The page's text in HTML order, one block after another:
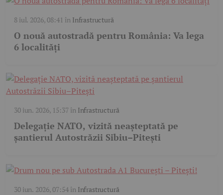
8 iul. 2026, 08:41 în Infrastructură
O nouă autostradă pentru România: Va lega
6 localități
30 iun. 2026, 15:37în Infrastructură
Delegație NATO, vizită neașteptată pe
șantierul Autostrăzii Sibiu–Pitești
30 iun. 2026, 07:54în Infrastructură